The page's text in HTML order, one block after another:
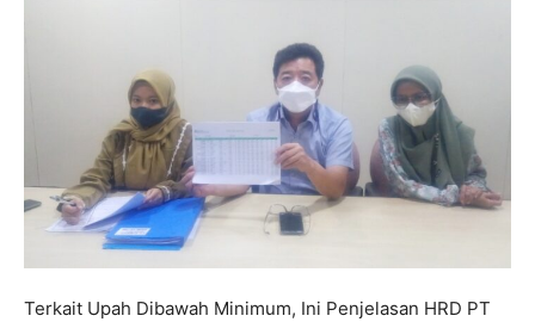
Terkait Upah Dibawah Minimum, Ini Penjelasan HRD PT